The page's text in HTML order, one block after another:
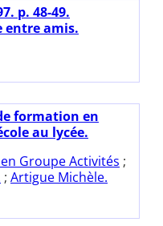
p. 48-49.
entre amis.
formation en
au lycée.
Groupe Activités ;
; Artigue Michèle.